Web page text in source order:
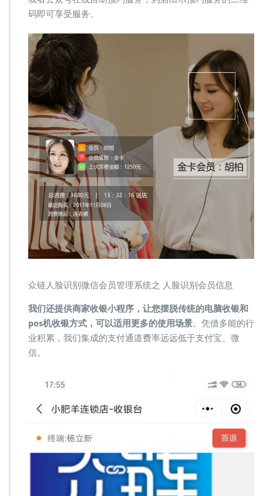
码即可享受服务。
众链人脸识别微信会员管理系统之 人脸识别会员信息
我们还提供商家收银小程序，让您摆脱传统的电脑收银和
pos机收银方式，可以适用更多的使用场景。凭借多能的行
业积累，我们集成的支付通道费率远远低于支付宝、微
信。